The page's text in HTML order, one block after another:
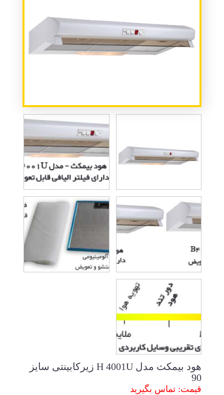
هود بیمکث مدل H 4001U زیرکابینتی سایز
90
قیمت: تماس بگیرید